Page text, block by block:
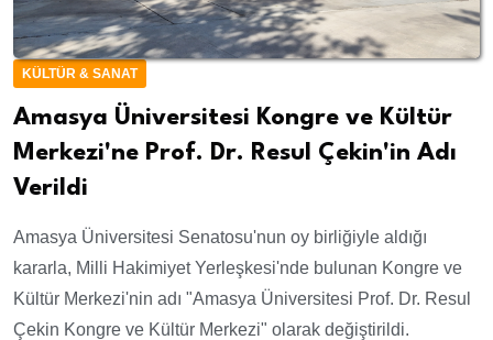
KÜLTÜR & SANAT
Amasya Üniversitesi Kongre ve Kültür
Merkezi'ne Prof. Dr. Resul Çekin'in Adı
Verildi
Amasya Üniversitesi Senatosu'nun oy birliğiyle aldığı
kararla, Milli Hakimiyet Yerleşkesi'nde bulunan Kongre ve
Kültür Merkezi'nin adı "Amasya Üniversitesi Prof. Dr. Resul
Çekin Kongre ve Kültür Merkezi" olarak değiştirildi.